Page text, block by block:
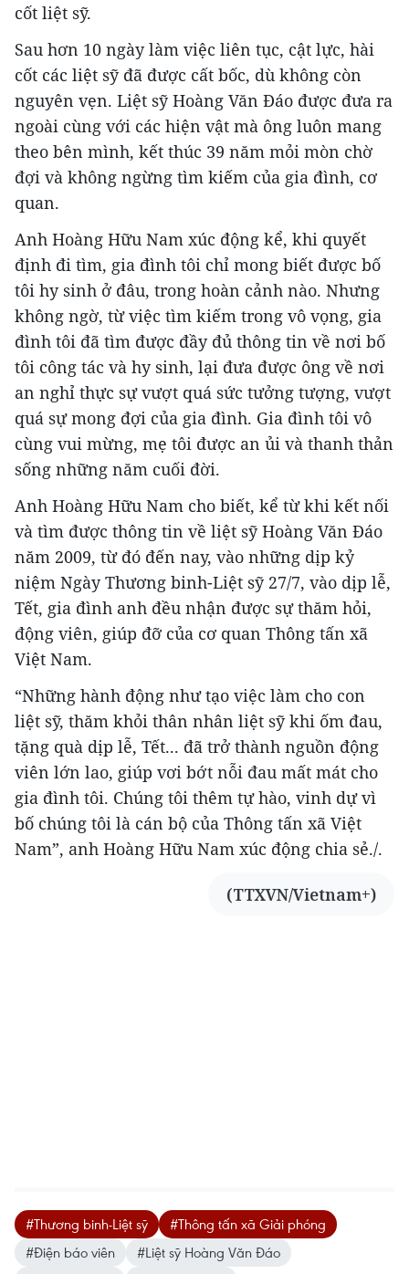
cốt liệt sỹ.
Sau hơn 10 ngày làm việc liên tục, cật lực, hài
cốt các liệt sỹ đã được cất bốc, dù không còn
nguyên vẹn. Liệt sỹ Hoàng Văn Đáo được đưa ra
ngoài cùng với các hiện vật mà ông luôn mang
theo bên mình, kết thúc 39 năm mỏi mòn chờ
đợi và không ngừng tìm kiếm của gia đình, cơ
quan.
Anh Hoàng Hữu Nam xúc động kể, khi quyết
định đi tìm, gia đình tôi chỉ mong biết được bố
tôi hy sinh ở đâu, trong hoàn cảnh nào. Nhưng
không ngờ, từ việc tìm kiếm trong vô vọng, gia
đình tôi đã tìm được đầy đủ thông tin về nơi bố
tôi công tác và hy sinh, lại đưa được ông về nơi
an nghỉ thực sự vượt quá sức tưởng tượng, vượt
quá sự mong đợi của gia đình. Gia đình tôi vô
cùng vui mừng, mẹ tôi được an ủi và thanh thản
sống những năm cuối đời.
Anh Hoàng Hữu Nam cho biết, kể từ khi kết nối
và tìm được thông tin về liệt sỹ Hoàng Văn Đáo
năm 2009, từ đó đến nay, vào những dịp kỷ
niệm Ngày Thương binh-Liệt sỹ 27/7, vào dịp lễ,
Tết, gia đình anh đều nhận được sự thăm hỏi,
động viên, giúp đỡ của cơ quan Thông tấn xã
Việt Nam.
“Những hành động như tạo việc làm cho con
liệt sỹ, thăm khỏi thân nhân liệt sỹ khi ốm đau,
tặng quà dịp lễ, Tết... đã trở thành nguồn động
viên lớn lao, giúp vơi bớt nỗi đau mất mát cho
gia đình tôi. Chúng tôi thêm tự hào, vinh dự vì
bố chúng tôi là cán bộ của Thông tấn xã Việt
Nam”, anh Hoàng Hữu Nam xúc động chia sẻ./.
(TTXVN/Vietnam+)
#Thương binh-Liệt sỹ
#Thông tấn xã Giải phóng
#Điện báo viên
#Liệt sỹ Hoàng Văn Đáo